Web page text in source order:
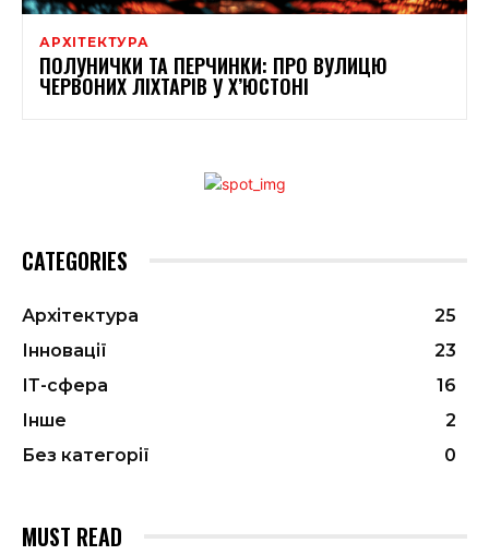
АРХІТЕКТУРА
ПОЛУНИЧКИ ТА ПЕРЧИНКИ: ПРО ВУЛИЦЮ
ЧЕРВОНИХ ЛІХТАРІВ У Х’ЮСТОНІ
CATEGORIES
Архітектура
25
Інновації
23
ІТ-сфера
16
Інше
2
Без категорії
0
MUST READ